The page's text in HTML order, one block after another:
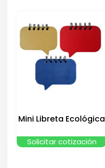
Mini Libreta Ecológica
Solicitar cotización